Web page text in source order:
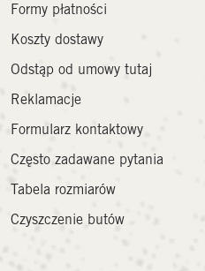
Formy płatności
Koszty dostawy
Odstąp od umowy tutaj
Reklamacje
Formularz kontaktowy
Często zadawane pytania
Tabela rozmiarów
Czyszczenie butów